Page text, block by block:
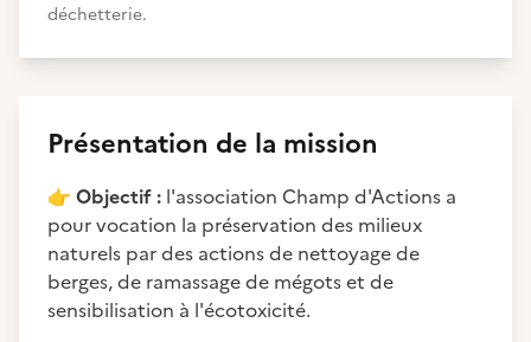
déchetterie.
Présentation de la mission
👉 Objectif : l'association Champ d'Actions a
pour vocation la préservation des milieux
naturels par des actions de nettoyage de
berges, de ramassage de mégots et de
sensibilisation à l'écotoxicité.